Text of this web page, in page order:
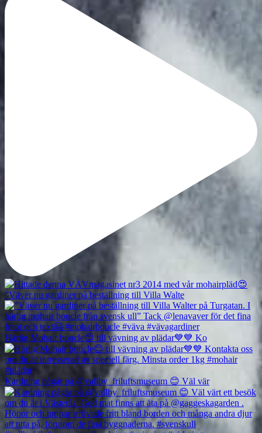
”Väver nu gardiner på beställning till Villa Walte
Härlig Mohair boucle😊 till vävning av plädar💙💙 Ko
Kardning pågår på @vallby_friluftsmuseum 😊 Väl vär